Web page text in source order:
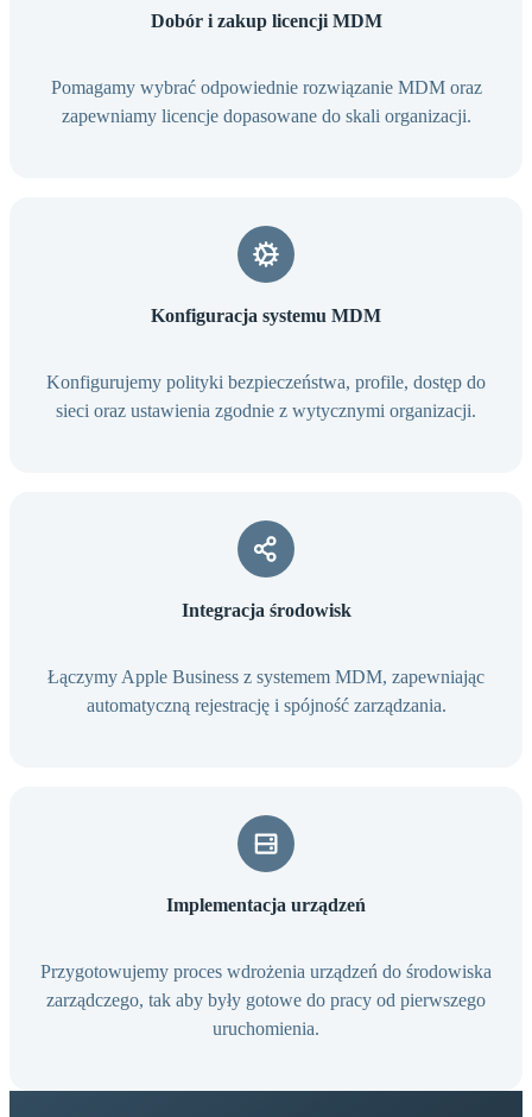
Dobór i zakup licencji MDM
Pomagamy wybrać odpowiednie rozwiązanie MDM oraz
zapewniamy licencje dopasowane do skali organizacji.
Konfiguracja systemu MDM
Konfigurujemy polityki bezpieczeństwa, profile, dostęp do
sieci oraz ustawienia zgodnie z wytycznymi organizacji.
Integracja środowisk
Łączymy Apple Business z systemem MDM, zapewniając
automatyczną rejestrację i spójność zarządzania.
Implementacja urządzeń
Przygotowujemy proces wdrożenia urządzeń do środowiska
zarządczego, tak aby były gotowe do pracy od pierwszego
uruchomienia.